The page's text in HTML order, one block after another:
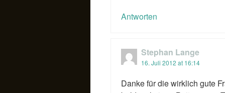
Antworten
Stephan Lange
16. Juli 2012 at 16:14
Danke für die wirklich gute